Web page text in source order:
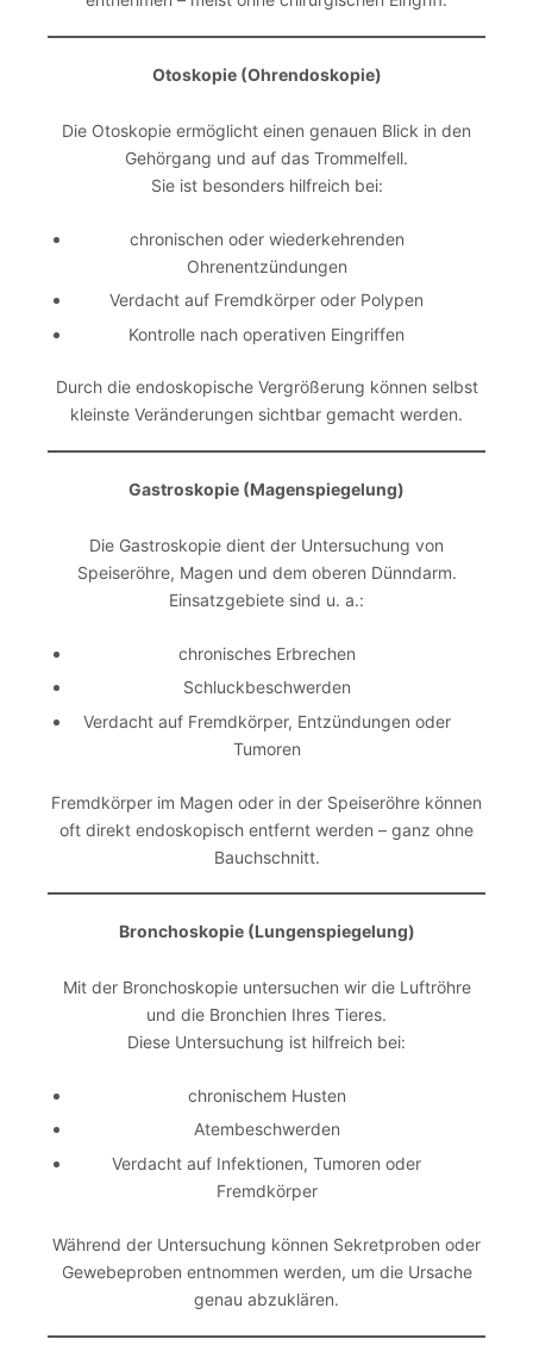
Otoskopie (Ohrendoskopie)
Die Otoskopie ermöglicht einen genauen Blick in den
Gehörgang und auf das Trommelfell.
Sie ist besonders hilfreich bei:
chronischen oder wiederkehrenden
Ohrenentzündungen
Verdacht auf Fremdkörper oder Polypen
Kontrolle nach operativen Eingriffen
Durch die endoskopische Vergrößerung können selbst
kleinste Veränderungen sichtbar gemacht werden.
Gastroskopie (Magenspiegelung)
Die Gastroskopie dient der Untersuchung von
Speiseröhre, Magen und dem oberen Dünndarm.
Einsatzgebiete sind u. a.:
chronisches Erbrechen
Schluckbeschwerden
Verdacht auf Fremdkörper, Entzündungen oder
Tumoren
Fremdkörper im Magen oder in der Speiseröhre können
oft direkt endoskopisch entfernt werden – ganz ohne
Bauchschnitt.
Bronchoskopie (Lungenspiegelung)
Mit der Bronchoskopie untersuchen wir die Luftröhre
und die Bronchien Ihres Tieres.
Diese Untersuchung ist hilfreich bei:
chronischem Husten
Atembeschwerden
Verdacht auf Infektionen, Tumoren oder
Fremdkörper
Während der Untersuchung können Sekretproben oder
Gewebeproben entnommen werden, um die Ursache
genau abzuklären.